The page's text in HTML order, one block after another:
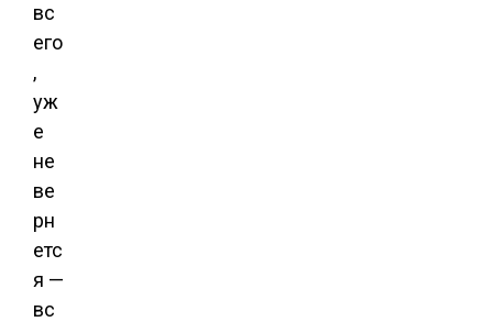
вс
его
,
уж
е
не
ве
рн
етс
я —
вс